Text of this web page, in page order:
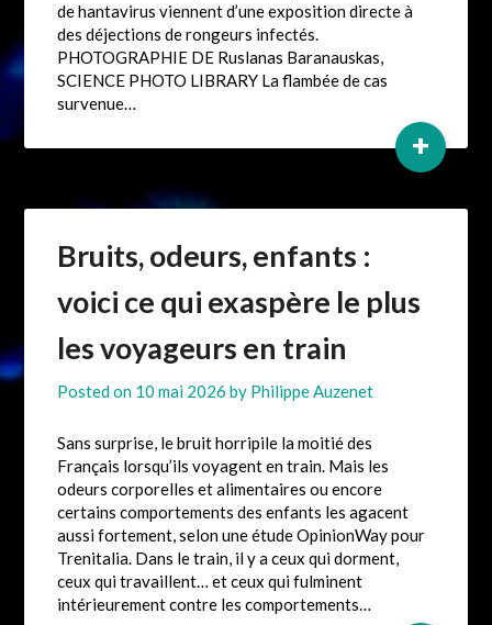
de hantavirus viennent d’une exposition directe à
des déjections de rongeurs infectés.
PHOTOGRAPHIE DE Ruslanas Baranauskas,
SCIENCE PHOTO LIBRARY La flambée de cas
survenue…
+
Bruits, odeurs, enfants :
voici ce qui exaspère le plus
les voyageurs en train
Posted on 10 mai 2026 by Philippe Auzenet
Sans surprise, le bruit horripile la moitié des
Français lorsqu’ils voyagent en train. Mais les
odeurs corporelles et alimentaires ou encore
certains comportements des enfants les agacent
aussi fortement, selon une étude OpinionWay pour
Trenitalia. Dans le train, il y a ceux qui dorment,
ceux qui travaillent… et ceux qui fulminent
intérieurement contre les comportements…